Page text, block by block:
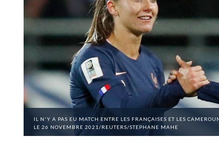
IL N'Y A PAS EU MATCH ENTRE LES FRANÇAISES ET LES
LE 26 NOVEMBRE 2021/REUTERS/STEPHANE MAHE